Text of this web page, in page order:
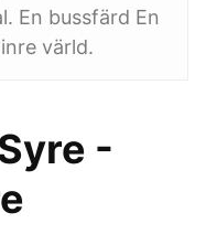
En bussfärd En
värld.
-